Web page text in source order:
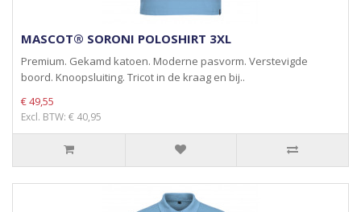
MASCOT® SORONI POLOSHIRT 3XL
Premium. Gekamd katoen. Moderne pasvorm. Verstevigde
boord. Knoopsluiting. Tricot in de kraag en bij..
€ 49,55
Excl. BTW: € 40,95